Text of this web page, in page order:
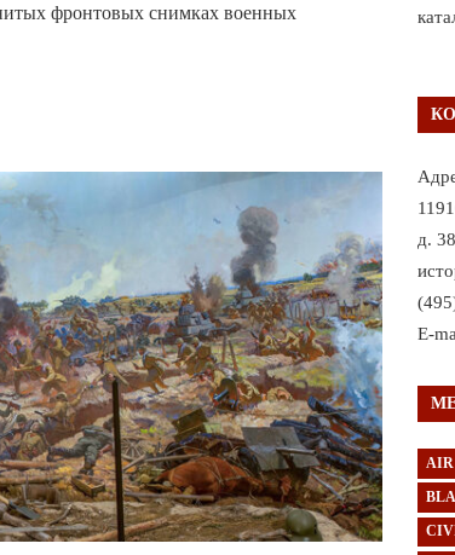
фронтовых снимках военных
д.
E-
AIR